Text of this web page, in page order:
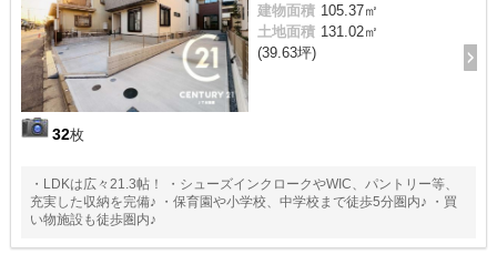
32枚
建物面積 105.37㎡
土地面積 131.02㎡
(39.63坪)
・LDKは広々21.3帖！ ・シューズインクロークやWIC、パントリー等、
充実した収納を完備♪ ・保育園や小学校、中学校まで徒歩5分圏内♪ ・買
い物施設も徒歩圏内♪